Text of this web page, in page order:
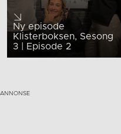
Ny episode
Klisterboksen, Sesong
3 | Episode 2